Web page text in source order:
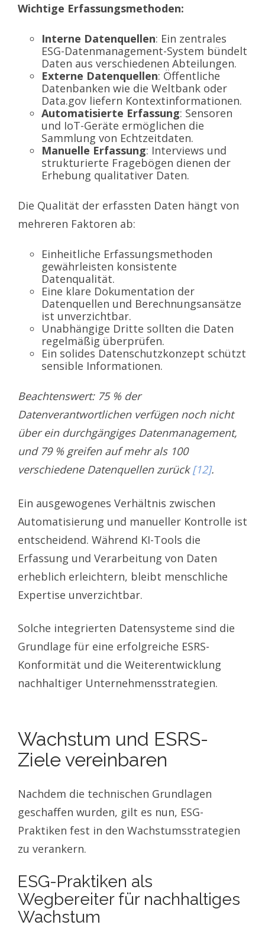
Wichtige Erfassungsmethoden:
Interne Datenquellen: Ein zentrales
ESG-Datenmanagement-System bündelt
Daten aus verschiedenen Abteilungen.
Externe Datenquellen: Öffentliche
Datenbanken wie die Weltbank oder
Data.gov liefern Kontextinformationen.
Automatisierte Erfassung: Sensoren
und IoT-Geräte ermöglichen die
Sammlung von Echtzeitdaten.
Manuelle Erfassung: Interviews und
strukturierte Fragebögen dienen der
Erhebung qualitativer Daten.
Die Qualität der erfassten Daten hängt von
mehreren Faktoren ab:
Einheitliche Erfassungsmethoden
gewährleisten konsistente
Datenqualität.
Eine klare Dokumentation der
Datenquellen und Berechnungsansätze
ist unverzichtbar.
Unabhängige Dritte sollten die Daten
regelmäßig überprüfen.
Ein solides Datenschutzkonzept schützt
sensible Informationen.
Beachtenswert: 75 % der
Datenverantwortlichen verfügen noch nicht
über ein durchgängiges Datenmanagement,
und 79 % greifen auf mehr als 100
verschiedene Datenquellen zurück [12].
Ein ausgewogenes Verhältnis zwischen
Automatisierung und manueller Kontrolle ist
entscheidend. Während KI-Tools die
Erfassung und Verarbeitung von Daten
erheblich erleichtern, bleibt menschliche
Expertise unverzichtbar.
Solche integrierten Datensysteme sind die
Grundlage für eine erfolgreiche ESRS-
Konformität und die Weiterentwicklung
nachhaltiger Unternehmensstrategien.
Wachstum und ESRS-
Ziele vereinbaren
Nachdem die technischen Grundlagen
geschaffen wurden, gilt es nun, ESG-
Praktiken fest in den Wachstumsstrategien
zu verankern.
ESG-Praktiken als
Wegbereiter für nachhaltiges
Wachstum